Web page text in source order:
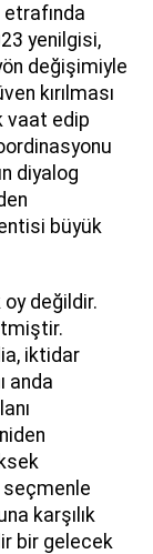
yenilgisi,
değişimiyle
kırılması
vaat edip
diyalog
büyük
oy değildir.
iktidar
anda
karşılık
bir gelecek